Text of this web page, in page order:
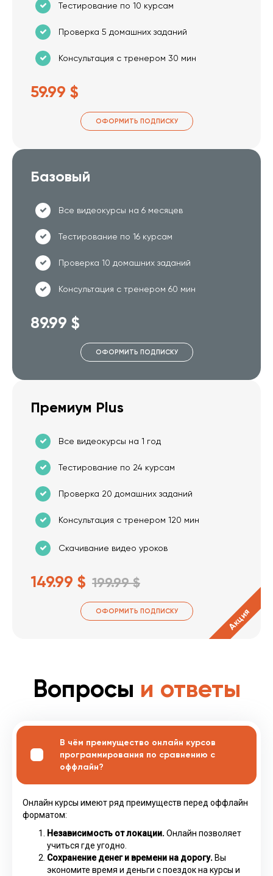
Тестирование по 10 курсам
Проверка 5 домашних заданий
Консультация с тренером 30 мин
59.99 $
ОФОРМИТЬ ПОДПИСКУ
Базовый
Все видеокурсы на 6 месяцев
Тестирование по 16 курсам
Проверка 10 домашних заданий
Консультация с тренером 60 мин
89.99 $
ОФОРМИТЬ ПОДПИСКУ
Премиум Plus
Все видеокурсы на 1 год
Тестирование по 24 курсам
Проверка 20 домашних заданий
Консультация с тренером 120 мин
Скачивание видео уроков
149.99 $ 199.99 $
ОФОРМИТЬ ПОДПИСКУ Акция
Вопросы и ответы
В чём преимущество онлайн курсов
программирования по сравнению с
оффлайн?
Онлайн курсы имеют ряд преимуществ перед оффлайн
форматом:
Независимость от локации. Онлайн позволяет
учиться где угодно.
Сохранение денег и времени на дорогу. Вы
экономите время и деньги с поездок на курсы и